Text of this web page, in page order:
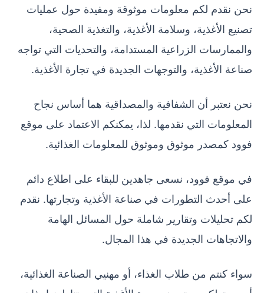
نحن نقدم لكم معلومات موثوقة ومفيدة حول عمليات
تصنيع الأغذية، وسلامة الأغذية، والتغذية الصحية،
والممارسات الزراعية المستدامة، والتحديات التي تواجه
صناعة الأغذية، والتوجهات الجديدة في تجارة الأغذية.
نحن نعتبر أن الشفافية والمصداقية هما أساس نجاح
المعلومات التي نقدمها. لذا، يمكنكم الاعتماد على موقع
فوود كمصدر موثوق وموثوق للمعلومات الغذائية.
في موقع فوود، نسعى جاهدين للبقاء على اطلاع دائم
على أحدث التطورات في صناعة الأغذية وتجارتها. نقدم
لكم تحليلات وتقارير شاملة حول المسائل الهامة
والاتجاهات الجديدة في هذا المجال.
سواء كنتم من طلاب الغذاء، أو مهنيي الصناعة الغذائية،